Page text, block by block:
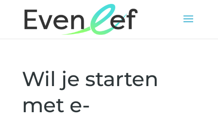
Wil je starten
met e-